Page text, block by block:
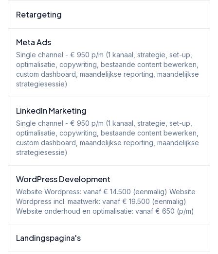
Retargeting
Meta Ads
Single channel - € 950 p/m (1 kanaal, strategie, set-up,
optimalisatie, copywriting, bestaande content bewerken,
custom dashboard, maandelijkse reporting, maandelijkse
strategiesessie)
LinkedIn Marketing
Single channel - € 950 p/m (1 kanaal, strategie, set-up,
optimalisatie, copywriting, bestaande content bewerken,
custom dashboard, maandelijkse reporting, maandelijkse
strategiesessie)
WordPress Development
Website Wordpress: vanaf € 14.500 (eenmalig) Website
Wordpress incl. maatwerk: vanaf € 19.500 (eenmalig)
Website onderhoud en optimalisatie: vanaf € 650 (p/m)
Landingspagina's